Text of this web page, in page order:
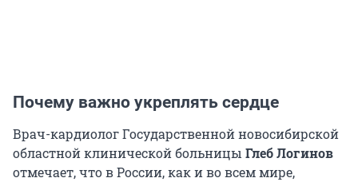
Почему важно укреплять сердце
Врач-кардиолог Государственной новосибирской
областной клинической больницы Глеб Логинов
отмечает, что в России, как и во всем мире,